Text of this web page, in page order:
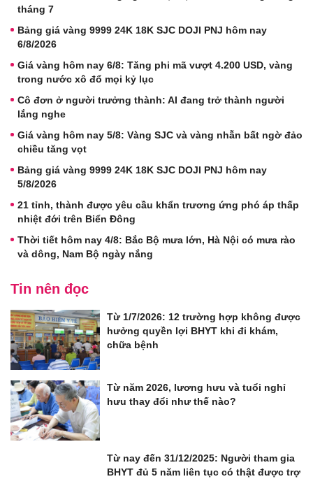
tháng 7
Bảng giá vàng 9999 24K 18K SJC DOJI PNJ hôm nay
6/8/2026
Giá vàng hôm nay 6/8: Tăng phi mã vượt 4.200 USD, vàng
trong nước xô đổ mọi kỷ lục
Cô đơn ở người trưởng thành: AI đang trở thành người
lắng nghe
Giá vàng hôm nay 5/8: Vàng SJC và vàng nhẫn bất ngờ đảo
chiều tăng vọt
Bảng giá vàng 9999 24K 18K SJC DOJI PNJ hôm nay
5/8/2026
21 tỉnh, thành được yêu cầu khẩn trương ứng phó áp thấp
nhiệt đới trên Biển Đông
Thời tiết hôm nay 4/8: Bắc Bộ mưa lớn, Hà Nội có mưa rào
và dông, Nam Bộ ngày nắng
Tin nên đọc
Từ 1/7/2026: 12 trường hợp không được
hưởng quyền lợi BHYT khi đi khám,
chữa bệnh
Từ năm 2026, lương hưu và tuổi nghỉ
hưu thay đổi như thế nào?
Từ nay đến 31/12/2025: Người tham gia
BHYT đủ 5 năm liên tục có thật được trợ